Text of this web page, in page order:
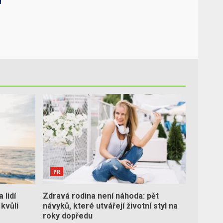
lidí
PR
Zdravá rodina není náhoda: pět
návyků, které utvářejí životní styl na
roky dopředu